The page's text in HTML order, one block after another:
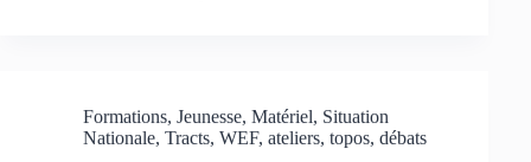
Formations, Jeunesse, Matériel, Situation
Nationale, Tracts, WEF, ateliers, topos, débats